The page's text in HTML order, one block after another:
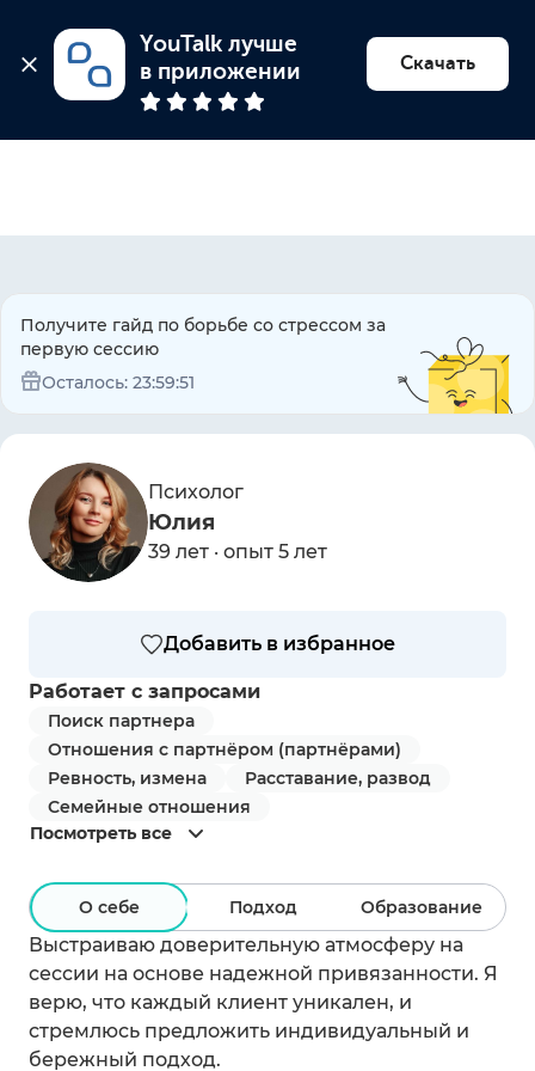
YouTalk лучше
в приложении
Скачать
Найти психолога
Получите гайд по борьбе со стрессом за
первую сессию
Осталось: 23:59:51
Психолог
Юлия
39 лет · опыт 5 лет
Добавить в избранное
Работает с запросами
Поиск партнера
Отношения с партнёром (партнёрами)
Ревность, измена
Расставание, развод
Семейные отношения
Посмотреть все
О себе Подход Образование
Выстраиваю доверительную атмосферу на
сессии на основе надежной привязанности. Я
верю, что каждый клиент уникален, и
стремлюсь предложить индивидуальный и
бережный подход.